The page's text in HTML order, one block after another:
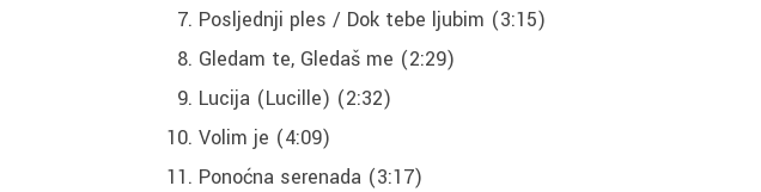
Posljednji ples / Dok tebe ljubim (3:15)
Gledam te, Gledaš me (2:29)
Lucija (Lucille) (2:32)
Volim je (4:09)
Ponoćna serenada (3:17)